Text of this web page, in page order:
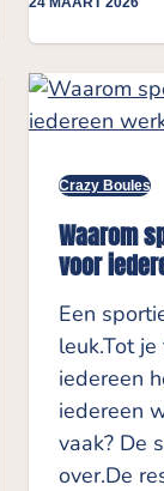
Crazy Boules
Waarom
voor
Een
leuk.Tot
iedereen
iedereen
vaak? De
over.De